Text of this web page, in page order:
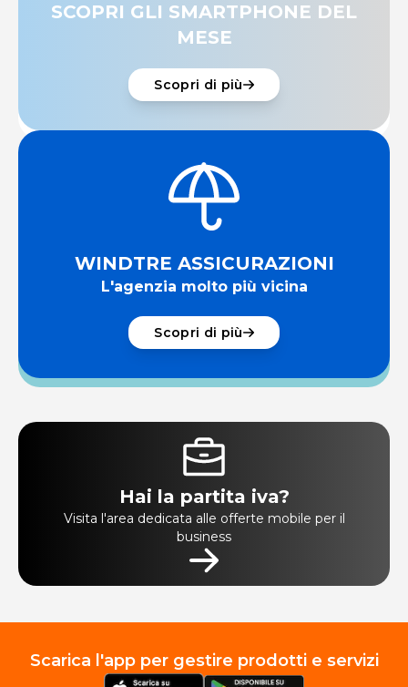
SCOPRI GLI SMARTPHONE DEL
MESE
Scopri di più
WINDTRE ASSICURAZIONI
L'agenzia molto più vicina
Scopri di più
Hai la partita iva?
Visita l'area dedicata alle offerte mobile per il
business
Scarica l'app per gestire prodotti e servizi